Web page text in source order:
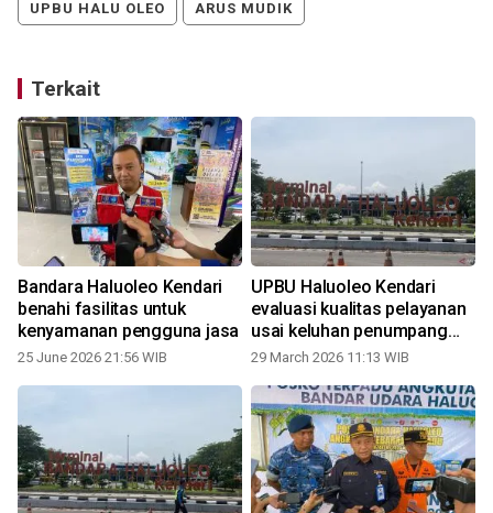
UPBU HALU OLEO ARUS MUDIK
Terkait
Bandara Haluoleo Kendari
benahi fasilitas untuk
kenyamanan pengguna jasa
25 June 2026 21:56 WIB
UPBU Haluoleo Kendari
evaluasi kualitas pelayanan
usai keluhan penumpang
viral
29 March 2026 11:13 WIB